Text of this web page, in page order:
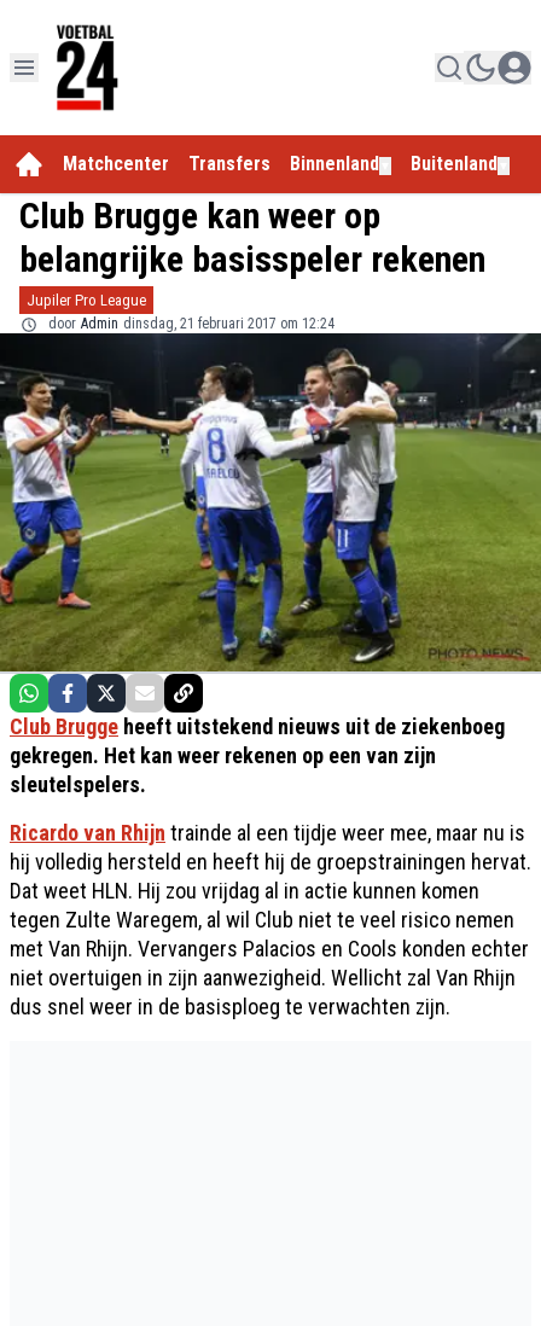
Matchcenter Transfers Binnenland Buitenland
Club Brugge kan weer op
belangrijke basisspeler rekenen
Jupiler Pro League
door Admin dinsdag, 21 februari 2017 om 12:24
Club Brugge heeft uitstekend nieuws uit de ziekenboeg
gekregen. Het kan weer rekenen op een van zijn
sleutelspelers.
Ricardo van Rhijn trainde al een tijdje weer mee, maar nu is
hij volledig hersteld en heeft hij de groepstrainingen hervat.
Dat weet HLN. Hij zou vrijdag al in actie kunnen komen
tegen Zulte Waregem, al wil Club niet te veel risico nemen
met Van Rhijn. Vervangers Palacios en Cools konden echter
niet overtuigen in zijn aanwezigheid. Wellicht zal Van Rhijn
dus snel weer in de basisploeg te verwachten zijn.